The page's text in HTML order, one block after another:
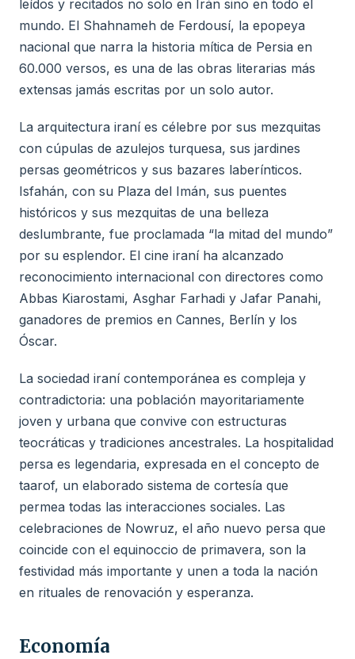
leídos y recitados no solo en Irán sino en todo el
mundo. El Shahnameh de Ferdousí, la epopeya
nacional que narra la historia mítica de Persia en
60.000 versos, es una de las obras literarias más
extensas jamás escritas por un solo autor.
La arquitectura iraní es célebre por sus mezquitas
con cúpulas de azulejos turquesa, sus jardines
persas geométricos y sus bazares laberínticos.
Isfahán, con su Plaza del Imán, sus puentes
históricos y sus mezquitas de una belleza
deslumbrante, fue proclamada “la mitad del mundo”
por su esplendor. El cine iraní ha alcanzado
reconocimiento internacional con directores como
Abbas Kiarostami, Asghar Farhadi y Jafar Panahi,
ganadores de premios en Cannes, Berlín y los
Óscar.
La sociedad iraní contemporánea es compleja y
contradictoria: una población mayoritariamente
joven y urbana que convive con estructuras
teocráticas y tradiciones ancestrales. La hospitalidad
persa es legendaria, expresada en el concepto de
taarof, un elaborado sistema de cortesía que
permea todas las interacciones sociales. Las
celebraciones de Nowruz, el año nuevo persa que
coincide con el equinoccio de primavera, son la
festividad más importante y unen a toda la nación
en rituales de renovación y esperanza.
Economía